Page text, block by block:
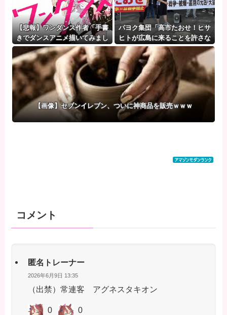
【悲報】ワンダンス作者「手書
きでダンスアニメ描いてみまし
た」←アニメの当てつけにしか
見えないと話題に
パヨク集団「高市たおせ！ヒサ
ヒトが広島に来ることを許さな
い！天皇制打倒！」
【画像】セブンイレブン、ついに神商品を販売ｗｗｗ
コメント
匿名トレーナー
2026年6月9日 13:35
（出禁）常連客 アグネスタキオン
0 0